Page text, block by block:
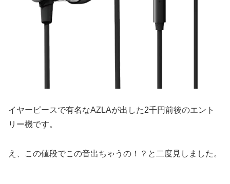
イヤーピースで有名なAZLAが出した2千円前後のエント
リー機です。
え、この値段でこの音出ちゃうの！？と二度見しました。